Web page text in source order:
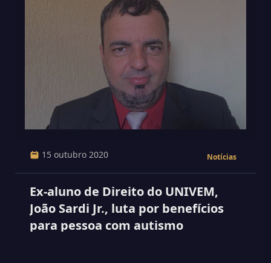
15 outubro 2020 Notícias
Ex-aluno de Direito do UNIVEM,
João Sardi Jr., luta por benefícios
para pessoa com autismo